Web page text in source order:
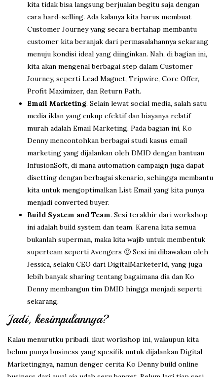
kita tidak bisa langsung berjualan begitu saja dengan
cara hard-selling. Ada kalanya kita harus membuat
Customer Journey yang secara bertahap membantu
customer kita beranjak dari permasalahannya sekarang
menuju kondisi ideal yang diinginkan. Nah, di bagian ini,
kita akan mengenal berbagai step dalam Customer
Journey, seperti Lead Magnet, Tripwire, Core Offer,
Profit Maximizer, dan Return Path.
Email Marketing. Selain lewat social media, salah satu
media iklan yang cukup efektif dan biayanya relatif
murah adalah Email Marketing. Pada bagian ini, Ko
Denny mencontohkan berbagai studi kasus email
marketing yang dijalankan oleh DMID dengan bantuan
InfusionSoft, di mana automation campaign juga dapat
disetting dengan berbagai skenario, sehingga membantu
kita untuk mengoptimalkan List Email yang kita punya
menjadi converted buyer.
Build System and Team. Sesi terakhir dari workshop
ini adalah build system dan team. Karena kita semua
bukanlah superman, maka kita wajib untuk membentuk
superteam seperti Avengers 🙂 Sesi ini dibawakan oleh
Jessica, selaku CEO dari DigitalMarketerId, yang juga
lebih banyak sharing tentang bagaimana dia dan Ko
Denny membangun tim DMID hingga menjadi seperti
sekarang.
Jadi, kesimpulannya?
Kalau menurutku pribadi, ikut workshop ini, walaupun kita
belum punya business yang spesifik untuk dijalankan Digital
Marketingnya, namun denger cerita Ko Denny build online